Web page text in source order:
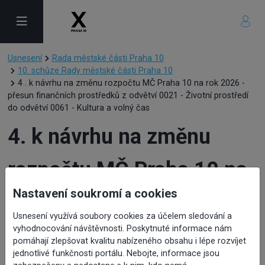
Usnesení
Rada městské části Praha 10
10. schůze Rady městské části Praha 10
4 . k návrhu na změnu rozpočtu MČ Praha 10 na rok 2026 -
přesun finančních prostředků z odvětví 0021 - Životní prostředí
do odvětví 0061 - Kultura a volný čas
4. k návrhu na změnu
rozpočtu MČ Praha 10 na
rok 2026 - přesun
finančních prostředků z
Nastavení soukromí a cookies
Usnesení využívá soubory cookies za účelem sledování a
vyhodnocování návštěvnosti. Poskytnuté informace nám
pomáhají zlepšovat kvalitu nabízeného obsahu i lépe rozvíjet
jednotlivé funkčnosti portálu. Nebojte, informace jsou